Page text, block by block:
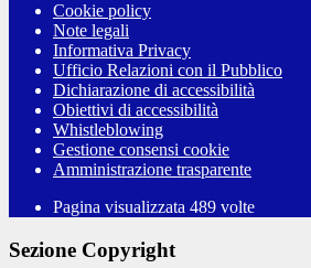
Cookie policy
Note legali
Informativa Privacy
Ufficio Relazioni con il Pubblico
Dichiarazione di accessibilità
Obiettivi di accessibilità
Whistleblowing
Gestione consensi cookie
Amministrazione trasparente
Pagina visualizzata 489 volte
Sezione Copyright